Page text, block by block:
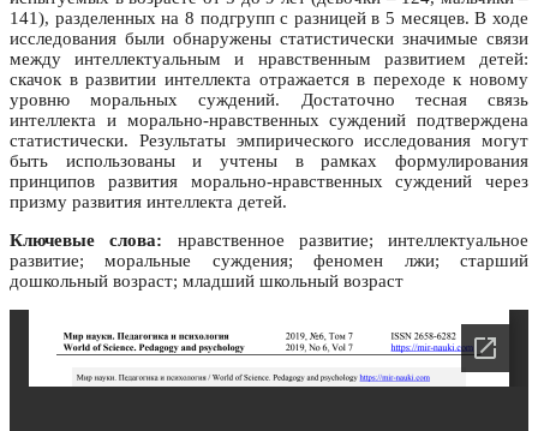
141), разделенных на 8 подгрупп с разницей в 5 месяцев. В ходе
исследования были обнаружены статистически значимые связи
между интеллектуальным и нравственным развитием детей:
скачок в развитии интеллекта отражается в переходе к новому
уровню моральных суждений. Достаточно тесная связь
интеллекта и морально-нравственных суждений подтверждена
статистически. Результаты эмпирического исследования могут
быть использованы и учтены в рамках формулирования
принципов развития морально-нравственных суждений через
призму развития интеллекта детей.
Ключевые слова: нравственное развитие; интеллектуальное
развитие; моральные суждения; феномен лжи; старший
дошкольный возраст; младший школьный возраст